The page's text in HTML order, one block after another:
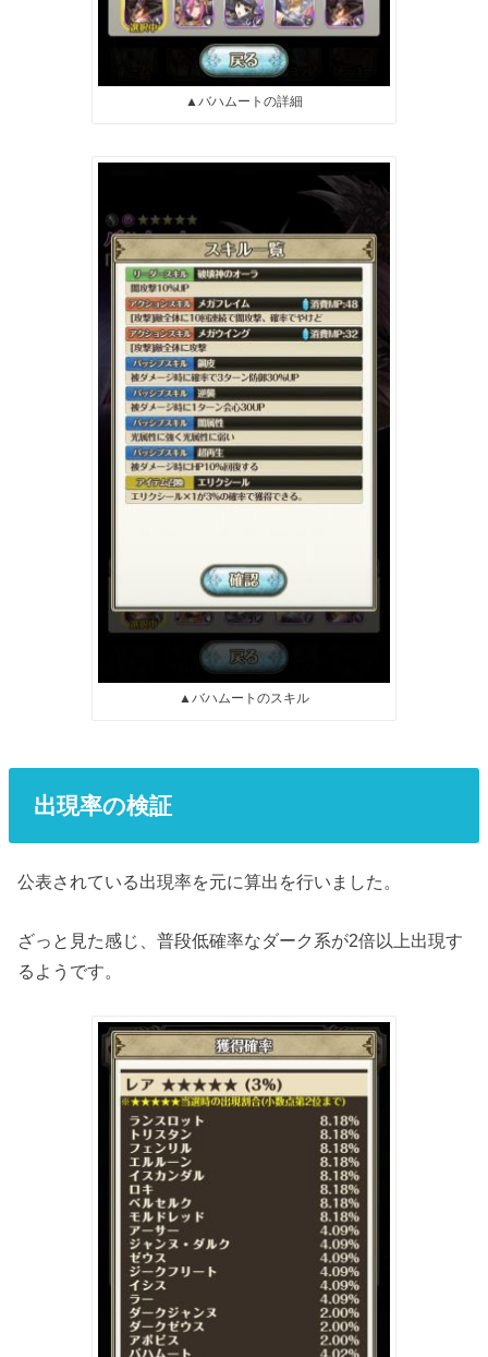
▲バハムートの詳細
▲バハムートのスキル
出現率の検証
公表されている出現率を元に算出を行いました。
ざっと見た感じ、普段低確率なダーク系が2倍以上出現す
るようです。